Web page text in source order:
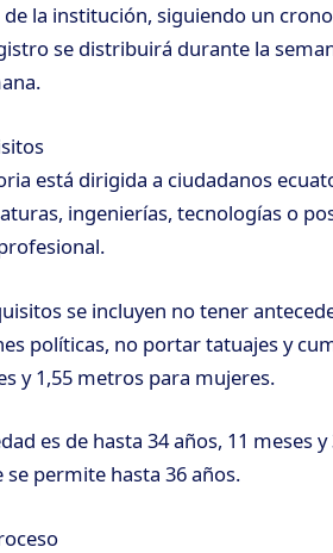
la institución, siguiendo un
se distribuirá durante la
está dirigida a ciudadanos
ingenierías, tecnologías o
se incluyen no tener
políticas, no portar tatuajes y
y 1,55 metros para mujeres.
es de hasta 34 años, 11 meses
se permite hasta 36 años.